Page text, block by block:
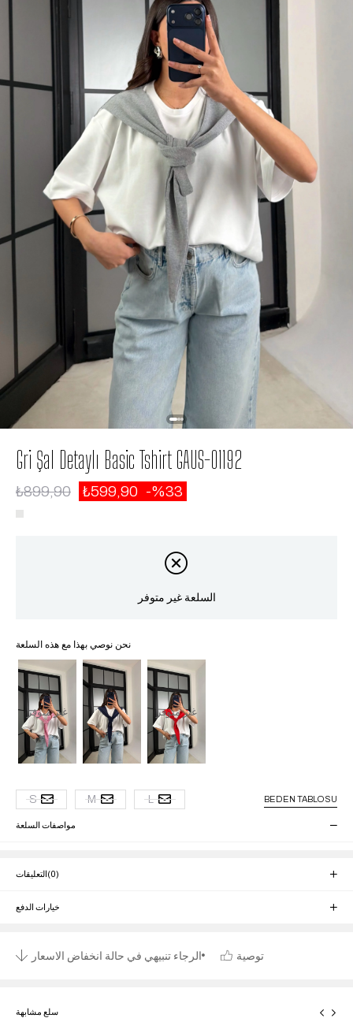
Gri Şal Detaylı Basic Tshirt GAUS-01192
₺899,90 ₺599,90 33
السلعة غير متوفر
نحن نوصي بهذا مع هذه السلعة
غير متوفر غير متوفر
S M L BEDEN TABLOSU
مواصفات السلعة
التعليقات (0)
خيارات الدفع
الرجاء تنبيهي في حالة انخفاض الاسعار توصية
سلع مشابهة